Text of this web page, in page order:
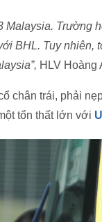
Trường
BHL. Tuy nhiên,
HLV Hoàng
chân trái, phải
tổn thất lớn với